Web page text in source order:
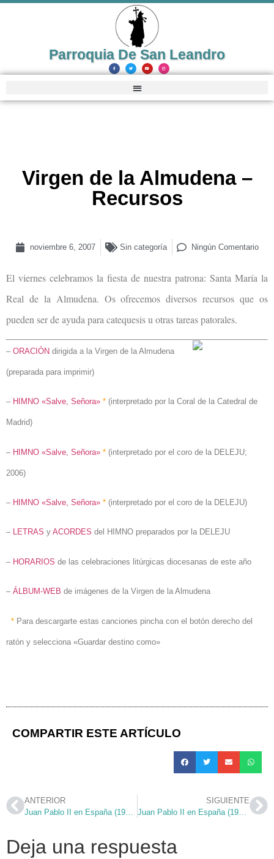
Parroquia De San Leandro
Virgen de la Almudena –
Recursos
noviembre 6, 2007 Sin categoría Ningún Comentario
El viernes celebramos la fiesta de nuestra patrona: Santa María la
Real de la Almudena. Os ofrecemos diversos recursos que os
pueden ser de ayuda para catequesis u otras tareas patorales.
– ORACIÓN dirigida a la Virgen de la Almudena
(preparada para imprimir)
– HIMNO «Salve, Señora» * (interpretado por la Coral de la Catedral de
Madrid)
– HIMNO «Salve, Señora» * (interpretado por el coro de la DELEJU;
2006)
– HIMNO «Salve, Señora» * (interpretado por el coro de la DELEJU)
– LETRAS y ACORDES del HIMNO preparados por la DELEJU
– HORARIOS de las celebraciones litúrgicas diocesanas de este año
– ÁLBUM-WEB de imágenes de la Virgen de la Almudena
* Para descargarte estas canciones pincha con el botón derecho del
ratón y selecciona «Guardar destino como»
COMPARTIR ESTE ARTÍCULO
ANTERIOR
Juan Pablo II en España (1982) – 6 de Noviembre
SIGUIENTE
Juan Pablo II en España (1982) – 7 de Noviembre
Deja una respuesta